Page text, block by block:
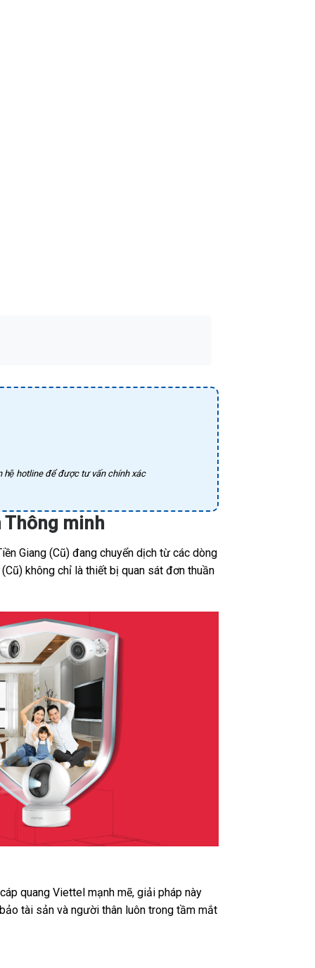
hệ hotline để được tư vấn chính xác
Thông minh
Giang (Cũ) đang chuyển dịch từ các dòng
không chỉ là thiết bị quan sát đơn thuần
quang Viettel mạnh mẽ, giải pháp này
tài sản và người thân luôn trong tầm mắt